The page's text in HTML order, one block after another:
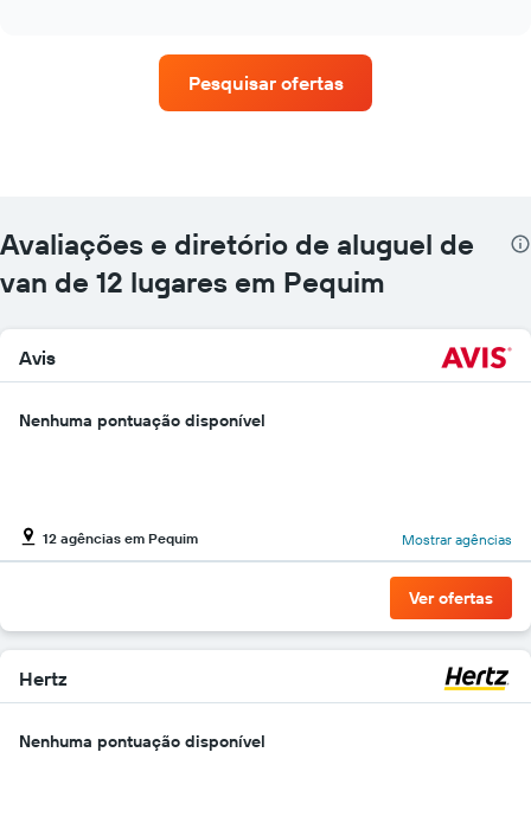
localizações
O
gráfico
tem
X
exibindo
de
gráfico
tem
Y
exibindo
o
preço
barato
Pesquisar ofertas
Avaliações e diretório de aluguel de
van de 12 lugares em Pequim
Avis
Nenhuma pontuação disponível
12 agências em Pequim Mostrar agências
Ver ofertas
Hertz
Nenhuma pontuação disponível